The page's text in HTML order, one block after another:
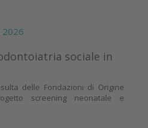
sociale in
delle Fondazioni di Origine
screening neonatale e